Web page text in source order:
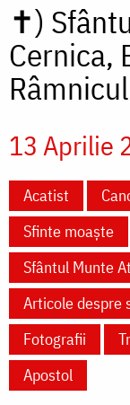
✝)
Cernica,
13 Aprilie
Acatist
Sfinte moaște
Sfântul Munte
Articole despre
Fotografii
Apostol